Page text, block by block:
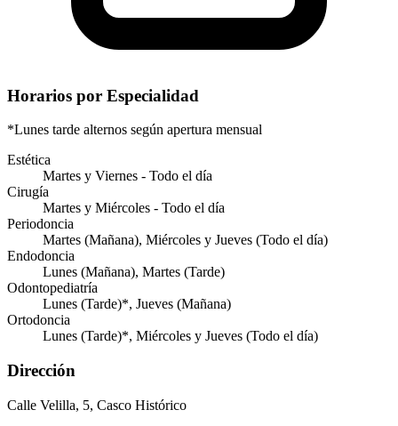
Horarios por Especialidad
*Lunes tarde alternos según apertura mensual
Estética
Martes y Viernes - Todo el día
Cirugía
Martes y Miércoles - Todo el día
Periodoncia
Martes (Mañana), Miércoles y Jueves (Todo el día)
Endodoncia
Lunes (Mañana), Martes (Tarde)
Odontopediatría
Lunes (Tarde)*, Jueves (Mañana)
Ortodoncia
Lunes (Tarde)*, Miércoles y Jueves (Todo el día)
Dirección
Calle Velilla, 5, Casco Histórico